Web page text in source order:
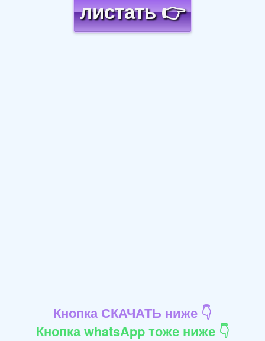
листать 👉
Кнопка СКАЧАТЬ ниже 👇
Кнопка whatsApp тоже ниже 👇